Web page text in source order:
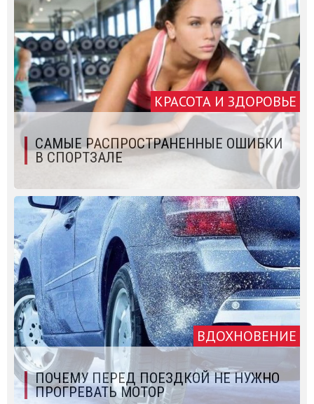
КРАСОТА И ЗДОРОВЬЕ
САМЫЕ РАСПРОСТРАНЕННЫЕ ОШИБКИ
В СПОРТЗАЛЕ
ВДОХНОВЕНИЕ
ПОЧЕМУ ПЕРЕД ПОЕЗДКОЙ НЕ НУЖНО
ПРОГРЕВАТЬ МОТОР